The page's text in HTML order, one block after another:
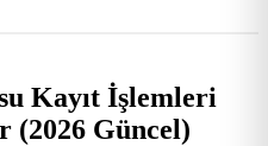
Kayıt İşlemleri
Güncel)